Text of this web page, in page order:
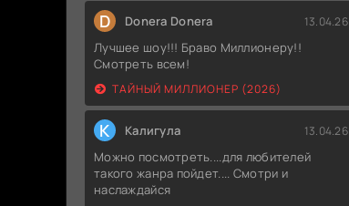
D Donera Donera 13.04.26
Лучшее шоу!!! Браво Миллионеру!!
Смотреть всем!
ТАЙНЫЙ МИЛЛИОНЕР (2026)
К Калигула 13.04.26
Можно посмотреть....для любителей
такого жанра пойдет.... Смотри и
наслаждайся